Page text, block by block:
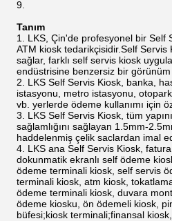
Tanım
LKS, Çin'de profesyonel bir Self
ATM kiosk tedarikçisidir.Self Servis
sağlar, farklı self servis kiosk
endüstrisine benzersiz bir görünüm
LKS Self Servis Kiosk, banka,
istasyonu, metro istasyonu,
vb. yerlerde ödeme kullanımı için
LKS Self Servis Kiosk, tüm
sağlamlığını sağlayan 1.5mm-
haddelenmiş çelik saclardan imal
LKS ana Self Servis Kiosk, fatura
dokunmatik ekranlı self ödeme
ödeme terminali kiosk, self servis
terminali kiosk, atm kiosk,
ödeme terminali kiosk, duvara
ödeme kiosku, ön ödemeli kiosk,
büfesi;kiosk terminali;finansal kiosk,